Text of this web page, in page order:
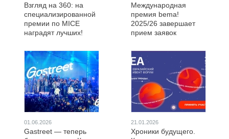
Взгляд на 360: на
специализированной
премии по MICE
наградят лучших!
Международная
премия bema!
2025/26 завершает
прием заявок
01.06.2026
Gastreet — теперь
21.01.2026
Хроники будущего.